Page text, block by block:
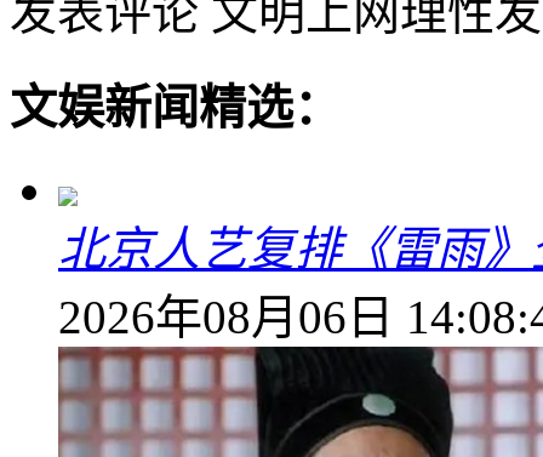
发表评论 文明上网理性
文娱新闻精选：
北京人艺复排《雷雨》
2026年08月06日